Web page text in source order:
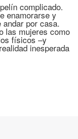
complicado.
enamorarse y
andar por casa.
las mujeres como
físicos –y
inesperada